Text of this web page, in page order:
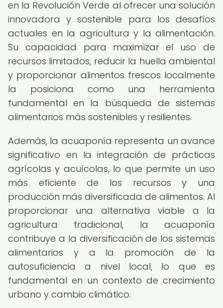
en la Revolución Verde al ofrecer una solución
innovadora y sostenible para los desafíos
actuales en la agricultura y la alimentación.
Su capacidad para maximizar el uso de
recursos limitados, reducir la huella ambiental
y proporcionar alimentos frescos localmente
la posiciona como una herramienta
fundamental en la búsqueda de sistemas
alimentarios más sostenibles y resilientes.
Además, la acuaponía representa un avance
significativo en la integración de prácticas
agrícolas y acuícolas, lo que permite un uso
más eficiente de los recursos y una
producción más diversificada de alimentos. Al
proporcionar una alternativa viable a la
agricultura tradicional, la acuaponía
contribuye a la diversificación de los sistemas
alimentarios y a la promoción de la
autosuficiencia a nivel local, lo que es
fundamental en un contexto de crecimiento
urbano y cambio climático.